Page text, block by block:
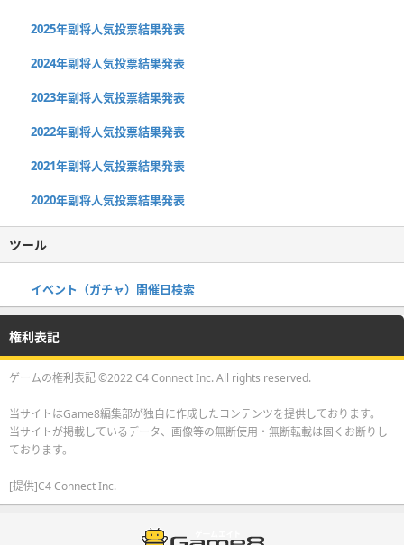
2025年副将人気投票結果発表
2024年副将人気投票結果発表
2023年副将人気投票結果発表
2022年副将人気投票結果発表
2021年副将人気投票結果発表
2020年副将人気投票結果発表
ツール
イベント（ガチャ）開催日検索
権利表記
ゲームの権利表記 ©2022 C4 Connect Inc. All rights reserved.
当サイトはGame8編集部が独自に作成したコンテンツを提供しております。
当サイトが掲載しているデータ、画像等の無断使用・無断転載は固くお断りし
ております。
[提供]C4 Connect Inc.